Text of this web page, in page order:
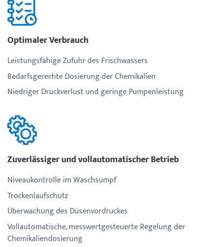
Optimaler Verbrauch
Leistungsfähige Zufuhr des Frischwassers
Bedarfsgerechte Dosierung der Chemikalien
Niedriger Druckverlust und geringe Pumpenleistung
Zuverlässiger und vollautomatischer Betrieb
Niveaukontrolle im Waschsumpf
Trockenlaufschutz
Überwachung des Düsenvordruckes
Vollautomatische, messwertgesteuerte Regelung der
Chemikaliendosierung